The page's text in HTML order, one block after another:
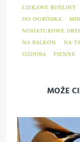
CIEKAWE ROŚLINY
DO OGRÓDKA
MINIATUROWE
NA BALKON
NA
OZDOBA
PIENNE
MOŻE